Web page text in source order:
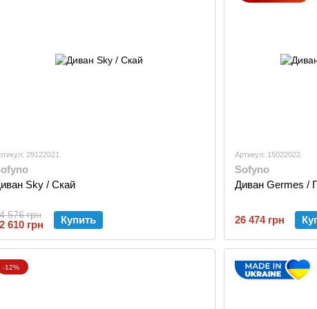
29122021
Sky / Скай
576 грн
610 грн Купить
Артикул: 15022022
Sofyno
Диван Germes /
26 474 грн
-12%